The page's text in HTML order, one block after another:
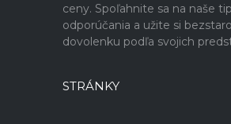
ceny. Spoľahnite sa na naše
odporúčania a užite si
dovolenku podľa svojich
STRÁNKY